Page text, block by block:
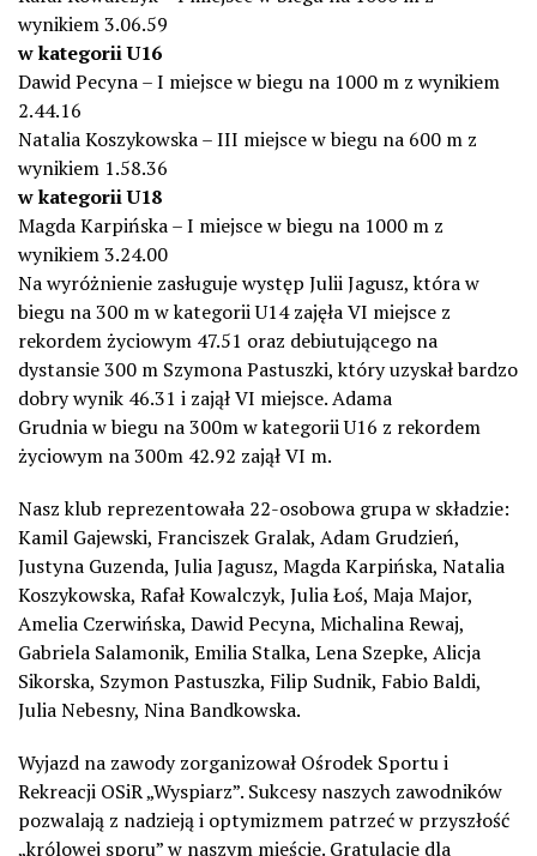
wynikiem 3.06.59
w kategorii U16
Dawid Pecyna – I miejsce w biegu na 1000 m z wynikiem
2.44.16
Natalia Koszykowska – III miejsce w biegu na 600 m z
wynikiem 1.58.36
w kategorii U18
Magda Karpińska – I miejsce w biegu na 1000 m z
wynikiem 3.24.00
Na wyróżnienie zasługuje występ Julii Jagusz, która w
biegu na 300 m w kategorii U14 zajęła VI miejsce z
rekordem życiowym 47.51 oraz debiutującego na
dystansie 300 m Szymona Pastuszki, który uzyskał bardzo
dobry wynik 46.31 i zajął VI miejsce. Adama
Grudnia w biegu na 300m w kategorii U16 z rekordem
życiowym na 300m 42.92 zajął VI m.
Nasz klub reprezentowała 22-osobowa grupa w składzie:
Kamil Gajewski, Franciszek Gralak, Adam Grudzień,
Justyna Guzenda, Julia Jagusz, Magda Karpińska, Natalia
Koszykowska, Rafał Kowalczyk, Julia Łoś, Maja Major,
Amelia Czerwińska, Dawid Pecyna, Michalina Rewaj,
Gabriela Salamonik, Emilia Stalka, Lena Szepke, Alicja
Sikorska, Szymon Pastuszka, Filip Sudnik, Fabio Baldi,
Julia Nebesny, Nina Bandkowska.
Wyjazd na zawody zorganizował Ośrodek Sportu i
Rekreacji OSiR „Wyspiarz”. Sukcesy naszych zawodników
pozwalają z nadzieją i optymizmem patrzeć w przyszłość
„królowej sporu” w naszym mieście. Gratulacje dla